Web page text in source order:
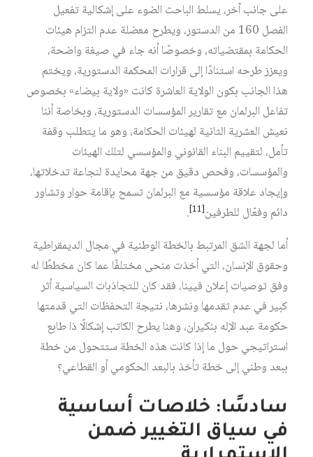
على جانب آخر، يسلط الباحث الضوء على إشكالية تفعيل
الفصل 160 من الدستور، ويطرح معضلة عدم التزام هيئات
الحكامة بمقتضياته، وخصوصًا أنه جاء في صيغة واضحة،
ويعزز طرحه استنادًا إلى قرارات المحكمة الدستورية، ويختم
هذا الجانب بكون الولاية العاشرة كانت «ولاية بيضاء» بخصوص
تفاعل البرلمان مع تقارير المؤسسات الدستورية، وبخاصة أننا
نعيش العشرية الثانية لهيئات الحكامة، وهو ما يتطلب وقفة
تأمل، لتقييم البناء القانوني والمؤسسي لتلك الهيئات
والمؤسسات، وفحص دقيق من جهة محايدة لنجاعة تدخلاتها،
وإيجاد علاقة مؤسسية مع البرلمان تسمح بإقامة حوار وتشاور
دائم وفعّال للطرفين[11]
.
أما لجهة الشق المرتبط بالخطة الوطنية في مجال الديمقراطية
وحقوق الإنسان، التي أخذت منحى مختلفًا عما كان مخططًا له
وفق توصيات إعلان فيينا، فقد كان للتجاذبات السياسية أثر
كبير في عدم تقدمها ونشرها، نتيجة التحفظات التي قدمتها
حكومة عبد الإله بنكيران، وهنا يطرح الكاتب إشكالًا ذا طابع
استراتيجي حول ما إذا كانت هذه الخطة ستتحول من خطة
ببعد وطني إلى خطة تأخذ بالبعد الحكومي أو القطاعي؟
سادسًا: خلاصات أساسية
في سياق التغيير ضمن